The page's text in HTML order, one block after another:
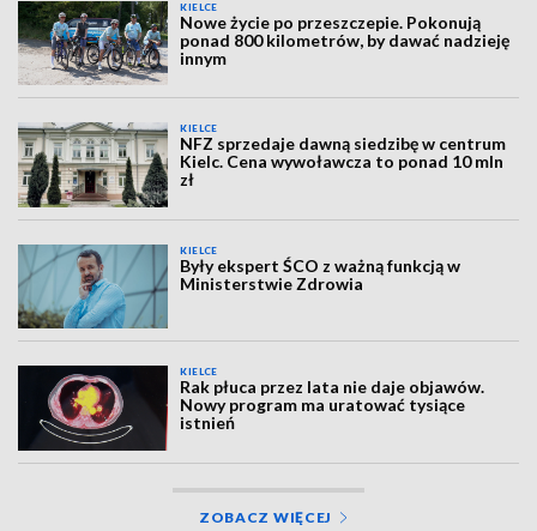
KIELCE
Nowe życie po przeszczepie. Pokonują
ponad 800 kilometrów, by dawać nadzieję
innym
KIELCE
NFZ sprzedaje dawną siedzibę w centrum
Kielc. Cena wywoławcza to ponad 10 mln
zł
KIELCE
Były ekspert ŚCO z ważną funkcją w
Ministerstwie Zdrowia
KIELCE
Rak płuca przez lata nie daje objawów.
Nowy program ma uratować tysiące
istnień
ZOBACZ WIĘCEJ